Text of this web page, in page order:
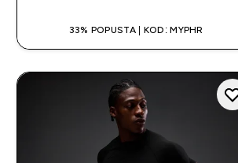
33% POPUSTA | KOD: MYPHR